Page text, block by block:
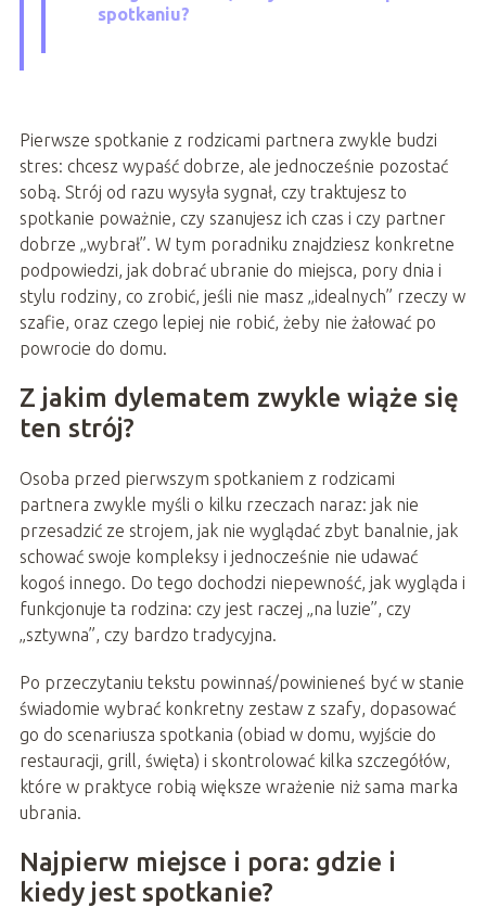
spotkaniu?
Pierwsze spotkanie z rodzicami partnera zwykle budzi
stres: chcesz wypaść dobrze, ale jednocześnie pozostać
sobą. Strój od razu wysyła sygnał, czy traktujesz to
spotkanie poważnie, czy szanujesz ich czas i czy partner
dobrze „wybrał”. W tym poradniku znajdziesz konkretne
podpowiedzi, jak dobrać ubranie do miejsca, pory dnia i
stylu rodziny, co zrobić, jeśli nie masz „idealnych” rzeczy w
szafie, oraz czego lepiej nie robić, żeby nie żałować po
powrocie do domu.
Z jakim dylematem zwykle wiąże się
ten strój?
Osoba przed pierwszym spotkaniem z rodzicami
partnera zwykle myśli o kilku rzeczach naraz: jak nie
przesadzić ze strojem, jak nie wyglądać zbyt banalnie, jak
schować swoje kompleksy i jednocześnie nie udawać
kogoś innego. Do tego dochodzi niepewność, jak wygląda i
funkcjonuje ta rodzina: czy jest raczej „na luzie”, czy
„sztywna”, czy bardzo tradycyjna.
Po przeczytaniu tekstu powinnaś/powinieneś być w stanie
świadomie wybrać konkretny zestaw z szafy, dopasować
go do scenariusza spotkania (obiad w domu, wyjście do
restauracji, grill, święta) i skontrolować kilka szczegółów,
które w praktyce robią większe wrażenie niż sama marka
ubrania.
Najpierw miejsce i pora: gdzie i
kiedy jest spotkanie?